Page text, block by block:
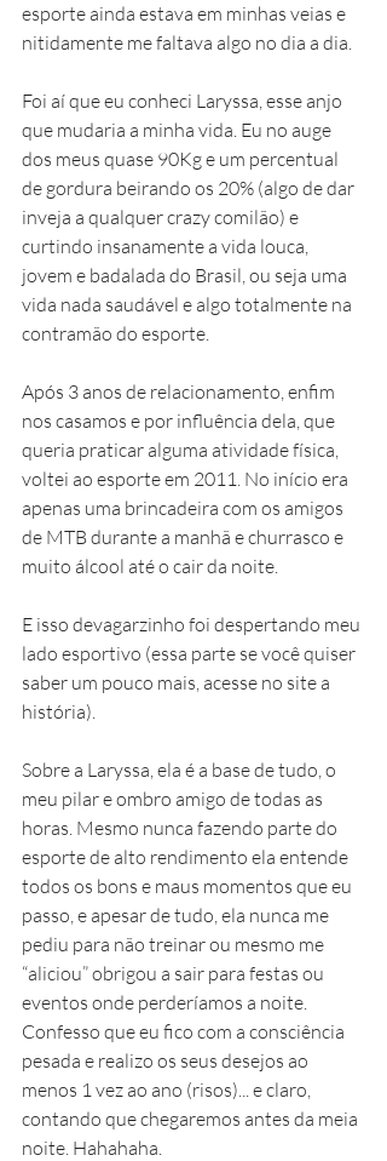
esporte ainda estava em minhas veias e
nitidamente me faltava algo no dia a dia.
Foi aí que eu conheci Laryssa, esse anjo
que mudaria a minha vida. Eu no auge
dos meus quase 90Kg e um percentual
de gordura beirando os 20% (algo de dar
inveja a qualquer crazy comilão) e
curtindo insanamente a vida louca,
jovem e badalada do Brasil, ou seja uma
vida nada saudável e algo totalmente na
contramão do esporte.
Após 3 anos de relacionamento, enfim
nos casamos e por influência dela, que
queria praticar alguma atividade física,
voltei ao esporte em 2011. No início era
apenas uma brincadeira com os amigos
de MTB durante a manhã e churrasco e
muito álcool até o cair da noite.
E isso devagarzinho foi despertando meu
lado esportivo (essa parte se você quiser
saber um pouco mais, acesse no site a
história).
Sobre a Laryssa, ela é a base de tudo, o
meu pilar e ombro amigo de todas as
horas. Mesmo nunca fazendo parte do
esporte de alto rendimento ela entende
todos os bons e maus momentos que eu
passo, e apesar de tudo, ela nunca me
pediu para não treinar ou mesmo me
“aliciou” obrigou a sair para festas ou
eventos onde perderíamos a noite.
Confesso que eu fico com a consciência
pesada e realizo os seus desejos ao
menos 1 vez ao ano (risos)... e claro,
contando que chegaremos antes da meia
noite. Hahahaha.